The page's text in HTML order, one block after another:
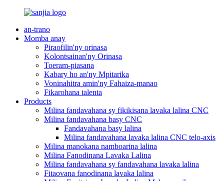
an-trano
Momba anay
Piraofilin'ny orinasa
Kolontsainan'ny Orinasa
Toeram-piasana
Kabary ho an'ny Mpitarika
Voninahitra amin'ny Fahaiza-manao
Fikarohana talenta
Products
Milina fandavahana sy fikikisana lavaka lalina CNC
Milina fandavahana basy CNC
Fandavahana basy lalina
Milina fandavahana lavaka lalina CNC telo-axis
Milina manokana namboarina lalina
Milina Fanodinana Lavaka Lalina
Milina fandavahana sy fandavahana lavaka lalina
Fitaovana fanodinana lavaka lalina